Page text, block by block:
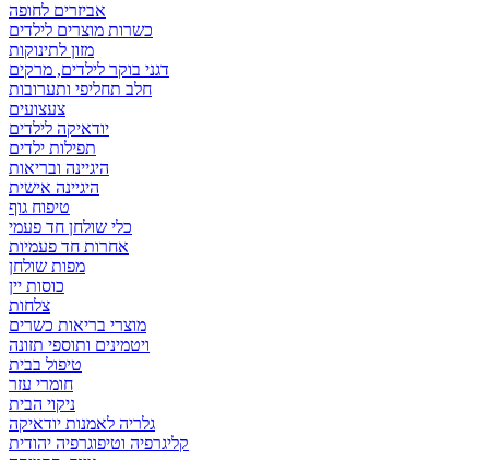
אביזרים לחופה
כשרות מוצרים לילדים
מזון לתינוקות
דגני בוקר לילדים, מרקים
חלב תחליפי ותערובות
צעצועים
יודאיקה לילדים
תפילות ילדים
היגיינה ובריאות
היגיינה אישית
טיפוח גוף
כלי שולחן חד פעמי
אחרות חד פעמיות
מפות שולחן
כוסות יין
צלחות
מוצרי בריאות כשרים
ויטמינים ותוספי תזונה
טיפול בבית
חומרי עזר
ניקוי הבית
גלריה לאמנות יודאיקה
קליגרפיה וטיפוגרפיה יהודית